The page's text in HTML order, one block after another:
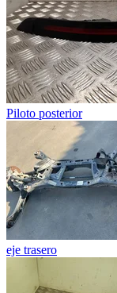
Piloto posterior
eje trasero